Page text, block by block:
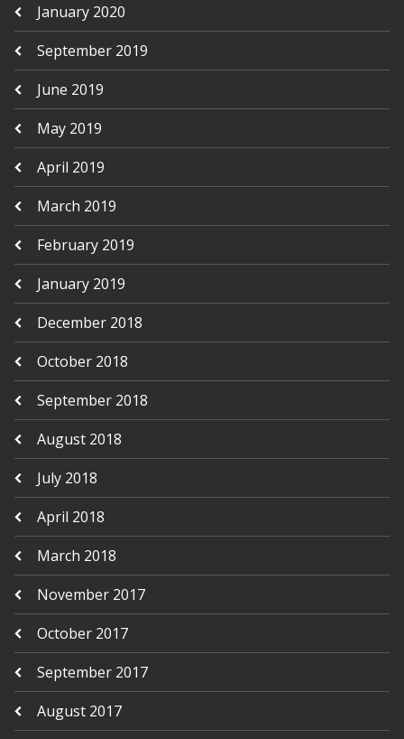
January 2020
September 2019
June 2019
May 2019
April 2019
March 2019
February 2019
January 2019
December 2018
October 2018
September 2018
August 2018
July 2018
April 2018
March 2018
November 2017
October 2017
September 2017
August 2017